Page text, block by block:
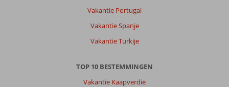
Vakantie Portugal
Vakantie Spanje
Vakantie Turkije
TOP 10 BESTEMMINGEN
Vakantie Kaapverdië